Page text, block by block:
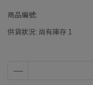
商品編號:
供貨狀況: 尚有庫存 1